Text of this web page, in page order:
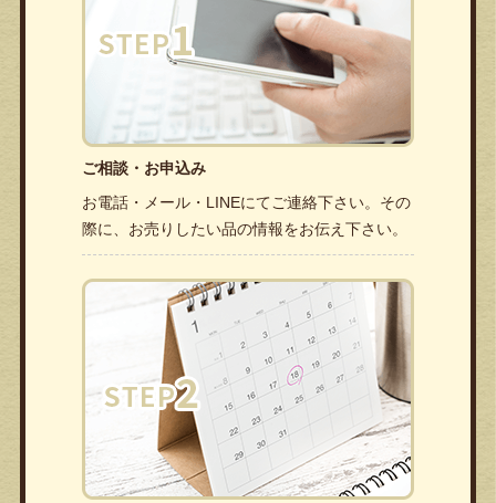
ご相談・お申込み
お電話・メール・LINEにてご連絡下さい。その
際に、お売りしたい品の情報をお伝え下さい。